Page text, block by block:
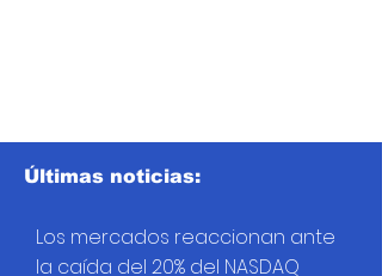
Últimas noticias:
Los mercados reaccionan ante
la caída del 20% del NASDAQ